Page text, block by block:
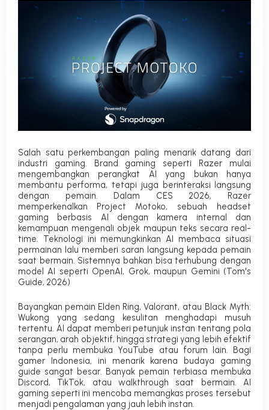
Salah satu perkembangan paling menarik datang dari
industri gaming. Brand gaming seperti Razer mulai
mengembangkan perangkat AI yang bukan hanya
membantu performa, tetapi juga berinteraksi langsung
dengan pemain. Dalam CES 2026, Razer
memperkenalkan Project Motoko, sebuah headset
gaming berbasis AI dengan kamera internal dan
kemampuan mengenali objek maupun teks secara real-
time. Teknologi ini memungkinkan AI membaca situasi
permainan lalu memberi saran langsung kepada pemain
saat bermain. Sistemnya bahkan bisa terhubung dengan
model AI seperti OpenAI, Grok, maupun Gemini (Tom's
Guide, 2026)
Bayangkan pemain Elden Ring, Valorant, atau Black Myth:
Wukong yang sedang kesulitan menghadapi musuh
tertentu. AI dapat memberi petunjuk instan tentang pola
serangan, arah objektif, hingga strategi yang lebih efektif
tanpa perlu membuka YouTube atau forum lain. Bagi
gamer Indonesia, ini menarik karena budaya gaming
guide sangat besar. Banyak pemain terbiasa membuka
Discord, TikTok, atau walkthrough saat bermain. AI
gaming seperti ini mencoba memangkas proses tersebut
menjadi pengalaman yang jauh lebih instan.